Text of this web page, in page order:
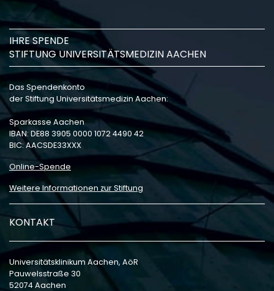
IHRE SPENDE
STIFTUNG UNIVERSITÄTSMEDIZIN AACHEN
Das Spendenkonto
der Stiftung Universitätsmedizin Aachen:
Sparkasse Aachen
IBAN: DE88 3905 0000 1072 4490 42
BIC: AACSDE33XXX
Online-Spende
Weitere Informationen zur Stiftung
KONTAKT
Universitätsklinikum Aachen, AöR
Pauwelsstraße 30
52074 Aachen